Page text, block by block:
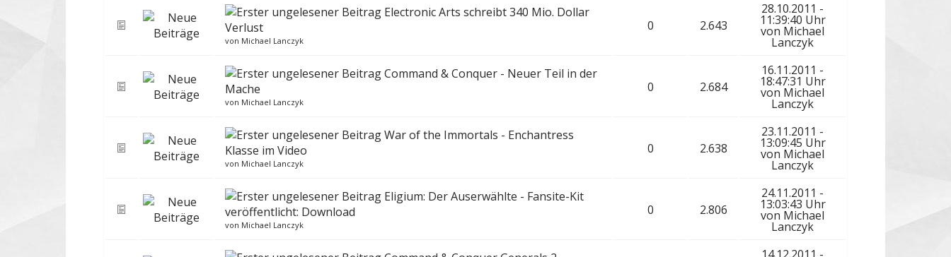
Electronic Arts schreibt 340 Mio. Dollar
Verlust
von Michael Lanczyk
0 2.643
28.10.2011 -
11:39:40 Uhr
von Michael
Lanczyk
Command & Conquer - Neuer Teil in der
Mache
von Michael Lanczyk
0 2.684
16.11.2011 -
18:47:31 Uhr
von Michael
Lanczyk
War of the Immortals - Enchantress
Klasse im Video
von Michael Lanczyk
0 2.638
23.11.2011 -
13:09:45 Uhr
von Michael
Lanczyk
Eligium: Der Auserwählte - Fansite-Kit
veröffentlicht: Download
von Michael Lanczyk
0 2.806
24.11.2011 -
13:03:43 Uhr
von Michael
Lanczyk